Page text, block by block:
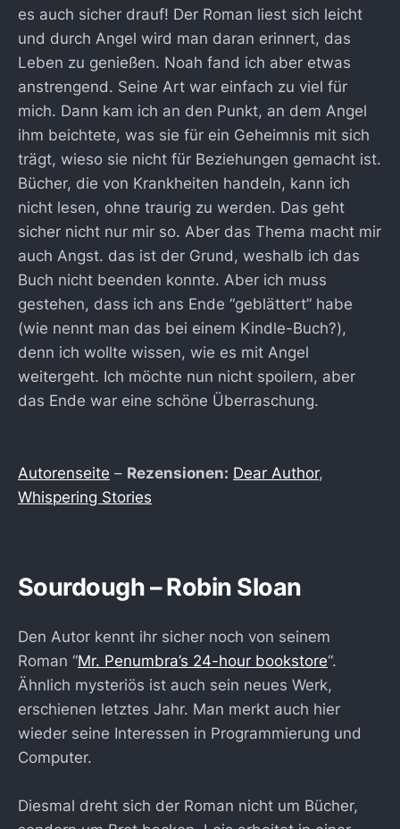
es auch sicher drauf! Der Roman liest sich leicht
und durch Angel wird man daran erinnert, das
Leben zu genießen. Noah fand ich aber etwas
anstrengend. Seine Art war einfach zu viel für
mich. Dann kam ich an den Punkt, an dem Angel
ihm beichtete, was sie für ein Geheimnis mit sich
trägt, wieso sie nicht für Beziehungen gemacht ist.
Bücher, die von Krankheiten handeln, kann ich
nicht lesen, ohne traurig zu werden. Das geht
sicher nicht nur mir so. Aber das Thema macht mir
auch Angst. das ist der Grund, weshalb ich das
Buch nicht beenden konnte. Aber ich muss
gestehen, dass ich ans Ende “geblättert” habe
(wie nennt man das bei einem Kindle-Buch?),
denn ich wollte wissen, wie es mit Angel
weitergeht. Ich möchte nun nicht spoilern, aber
das Ende war eine schöne Überraschung.
Autorenseite – Rezensionen: Dear Author,
Whispering Stories
Sourdough – Robin Sloan
Den Autor kennt ihr sicher noch von seinem
Roman “Mr. Penumbra’s 24-hour bookstore“.
Ähnlich mysteriös ist auch sein neues Werk,
erschienen letztes Jahr. Man merkt auch hier
wieder seine Interessen in Programmierung und
Computer.
Diesmal dreht sich der Roman nicht um Bücher,